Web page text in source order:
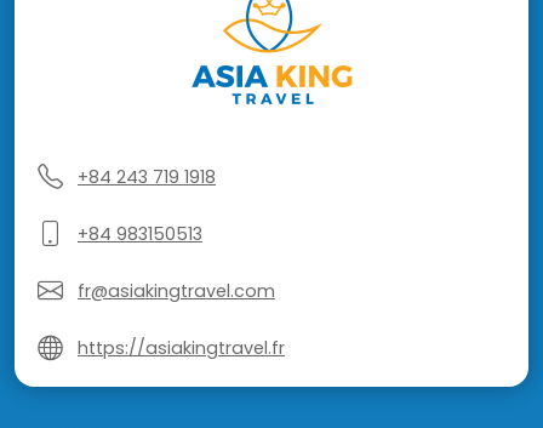
+84 243 719 1918
+84 983150513
fr@asiakingtravel.com
https://asiakingtravel.fr